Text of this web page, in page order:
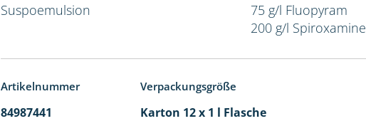
Suspoemulsion
75 g/l Fluopyram
200 g/l Spiroxamine
Artikelnummer Verpackungsgröße
84987441 Karton 12 x 1 l Flasche